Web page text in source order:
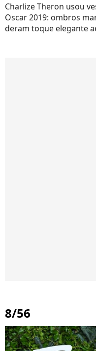
Charlize Theron usou
Oscar 2019: ombros
deram toque elegante
8/56